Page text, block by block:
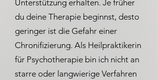
Unterstützung erhalten. Je früher
du deine Therapie beginnst, desto
geringer ist die Gefahr einer
Chronifizierung. Als Heilpraktikerin
für Psychotherapie bin ich nicht an
starre oder langwierige Verfahren